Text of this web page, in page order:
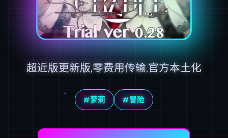
超近版更新版,零费用传输,官方本土化
#萝莉 #冒险